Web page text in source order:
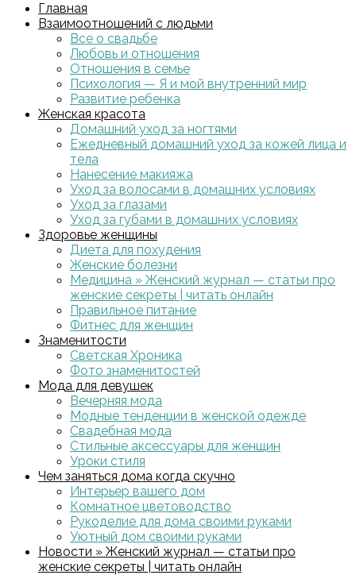
Главная
Взаимоотношений с людьми
Все о свадьбе
Любовь и отношения
Отношения в семье
Психология — Я и мой внутренний мир
Развитие ребенка
Женская красота
Домашний уход за ногтями
Ежедневный домашний уход за кожей лица и
тела
Нанесение макияжа
Уход за волосами в домашних условиях
Уход за глазами
Уход за губами в домашних условиях
Здоровье женщины
Диета для похудения
Женские болезни
Медицина » Женский журнал — статьи про
женские секреты | читать онлайн
Правильное питание
Фитнес для женщин
Знаменитости
Светская Хроника
Фото знаменитостей
Мода для девушек
Вечерняя мода
Модные тенденции в женской одежде
Свадебная мода
Стильные аксессуары для женщин
Уроки стиля
Чем заняться дома когда скучно
Интерьер вашего дом
Комнатное цветоводство
Рукоделие для дома своими руками
Уютный дом своими руками
Новости » Женский журнал — статьи про
женские секреты | читать онлайн